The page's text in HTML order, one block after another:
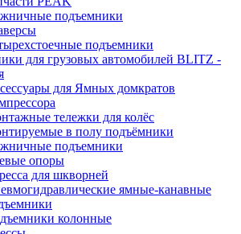
подъемники
подъемники
для грузовых автомобилей BLITZ -
для Ямных домкратов
тележки для колёс
в полу подъёмники
подъемники
опоры
для шкворней
ямные-канавные
колонные